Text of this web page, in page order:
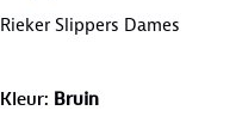
Rieker Slippers Dames
Kleur: Bruin